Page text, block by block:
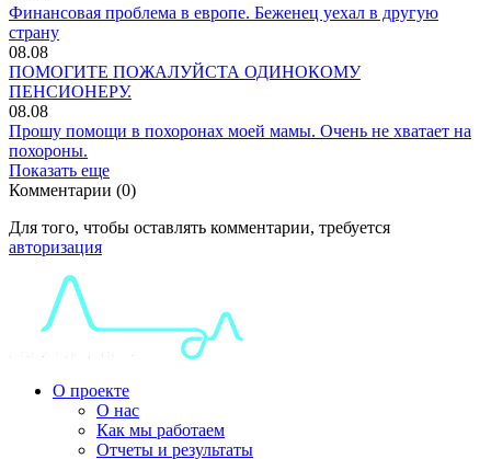
Финансовая проблема в европе. Беженец уехал в другую
страну
08.08
ПОМОГИТЕ ПОЖАЛУЙСТА ОДИНОКОМУ
ПЕНСИОНЕРУ.
08.08
Прошу помощи в похоронах моей мамы. Очень не хватает на
похороны.
Показать еще
Комментарии (0)
Для того, чтобы оставлять комментарии, требуется
авторизация
О проекте
О нас
Как мы работаем
Отчеты и результаты